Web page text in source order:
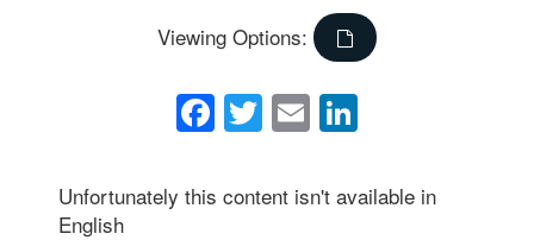
Viewing Options:
Facebook
Twitter
Email
Unfortunately this content isn't available in
English